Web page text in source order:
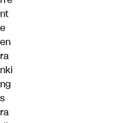
nt
e
en
ra
nki
ng
s
ra